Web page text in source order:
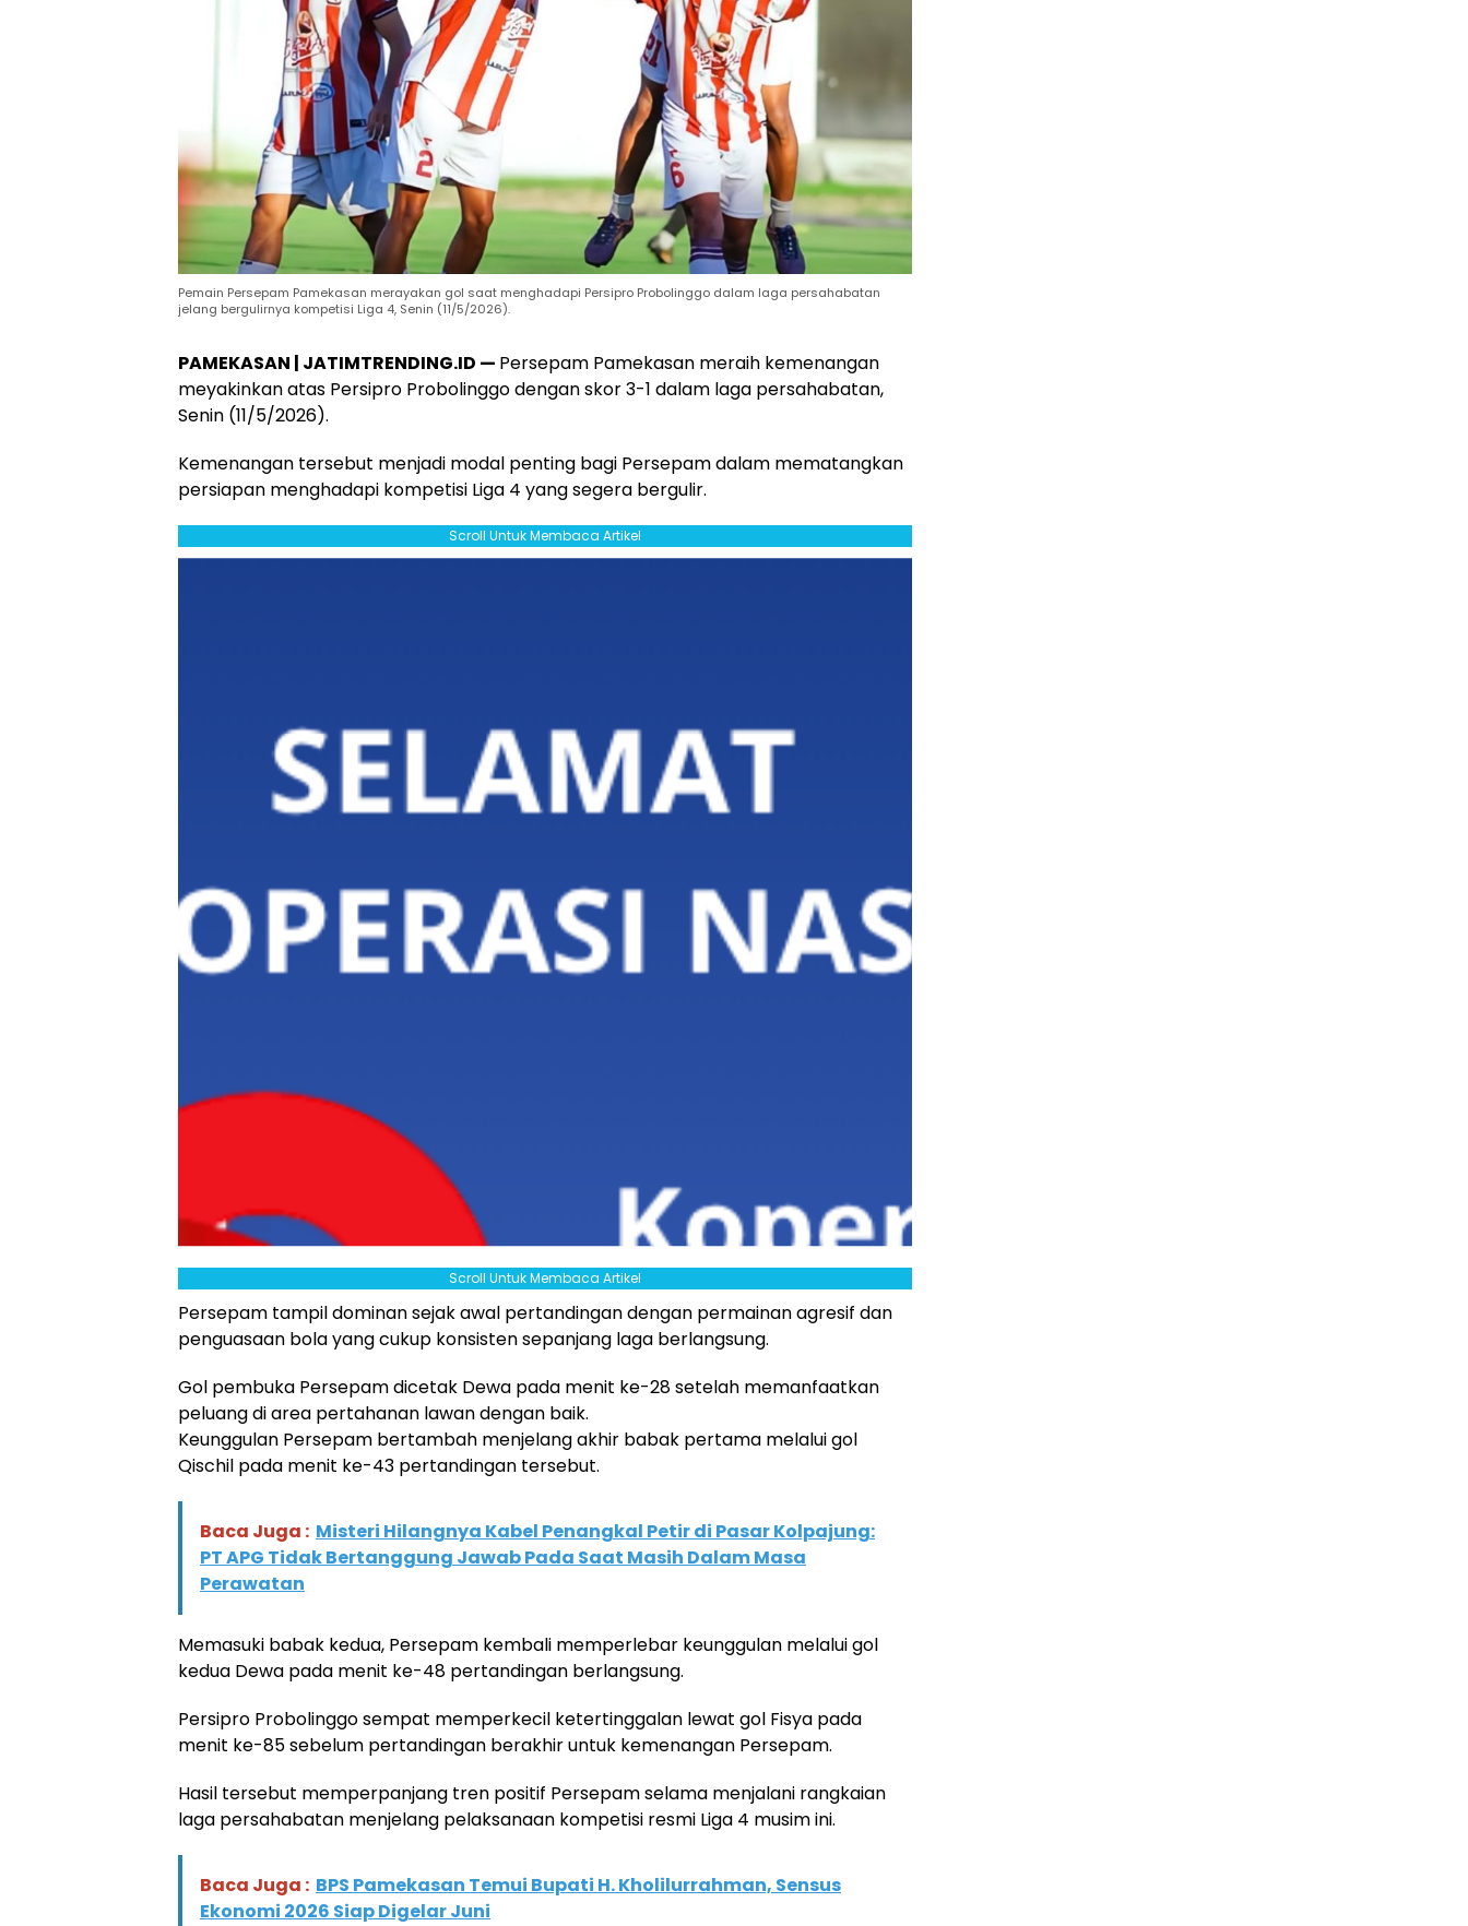
Pemain Persepam Pamekasan merayakan gol saat menghadapi Persipro Probolinggo dalam laga persahabatan
jelang bergulirnya kompetisi Liga 4, Senin (11/5/2026).
PAMEKASAN | JATIMTRENDING.ID — Persepam Pamekasan meraih kemenangan
meyakinkan atas Persipro Probolinggo dengan skor 3-1 dalam laga persahabatan,
Senin (11/5/2026).
Kemenangan tersebut menjadi modal penting bagi Persepam dalam mematangkan
persiapan menghadapi kompetisi Liga 4 yang segera bergulir.
Scroll Untuk Membaca Artikel
Scroll Untuk Membaca Artikel
Persepam tampil dominan sejak awal pertandingan dengan permainan agresif dan
penguasaan bola yang cukup konsisten sepanjang laga berlangsung.
Gol pembuka Persepam dicetak Dewa pada menit ke-28 setelah memanfaatkan
peluang di area pertahanan lawan dengan baik.
Keunggulan Persepam bertambah menjelang akhir babak pertama melalui gol
Qischil pada menit ke-43 pertandingan tersebut.
Baca Juga : Misteri Hilangnya Kabel Penangkal Petir di Pasar Kolpajung:
PT APG Tidak Bertanggung Jawab Pada Saat Masih Dalam Masa
Perawatan
Memasuki babak kedua, Persepam kembali memperlebar keunggulan melalui gol
kedua Dewa pada menit ke-48 pertandingan berlangsung.
Persipro Probolinggo sempat memperkecil ketertinggalan lewat gol Fisya pada
menit ke-85 sebelum pertandingan berakhir untuk kemenangan Persepam.
Hasil tersebut memperpanjang tren positif Persepam selama menjalani rangkaian
laga persahabatan menjelang pelaksanaan kompetisi resmi Liga 4 musim ini.
Baca Juga : BPS Pamekasan Temui Bupati H. Kholilurrahman, Sensus
Ekonomi 2026 Siap Digelar Juni